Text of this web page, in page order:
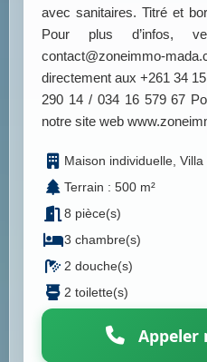
avec sanitaires. Titré et
Pour plus d’infos,
contact@zoneimmo-
directement aux +261 34
290 14 / 034 16 579 67
notre site web
Maison individuelle,
Terrain : 500 m²
8 pièce(s)
3 chambre(s)
2 douche(s)
2 toilette(s)
Appeler